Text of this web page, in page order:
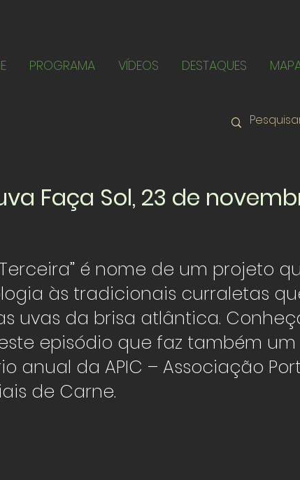
PROGRAMA VÍDEOS DESTAQUES
Faça Sol, 23 de
é nome de um projeto
às tradicionais curraletas
uvas da brisa atlântica.
episódio que faz também
anual da APIC – Associação
de Carne.